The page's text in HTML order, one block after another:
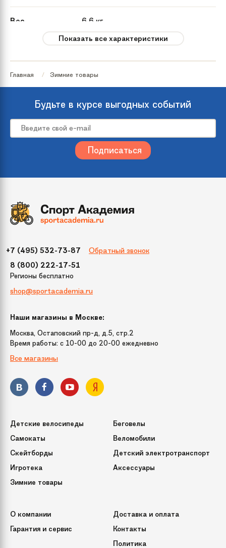
Вес 6.6 кг
производителя
Страна
происхождения
Россия
Размер 150
Зеленый
Бренд Crystal Trees
Модель Этна
Диаметр нижнего
яруса
Тип крепления
веток
Фиксированные ветки
Способ фиксации
Кол-во веток
41
Срок службы
Показать все характеристики
Главная Зимние товары
Будьте в курсе выгодных событий
+7 (495) 532-73-87 Обратный звонок
8 (800) 222-17-51
Регионы бесплатно
shop@sportacademia.ru
Наши магазины в Москве:
Москва, Остаповский пр-д, д.5, стр.2
Время работы: c 10-00 до 20-00 ежедневно
Все магазины
Детские велосипеды
Беговелы
Самокаты
Веломобили
Скейтборды
Детский электротранспорт
Игротека
Аксессуары
Зимние товары
О компании
Доставка и оплата
Гарантия и сервис
Контакты
Политика